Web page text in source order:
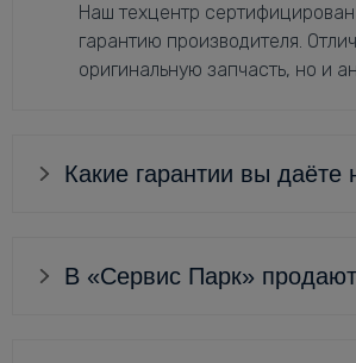
Наш техцентр
гарантию производителя.
оригинальную запчасть, но и
Какие гарантии вы даёте
В «Сервис Парк»